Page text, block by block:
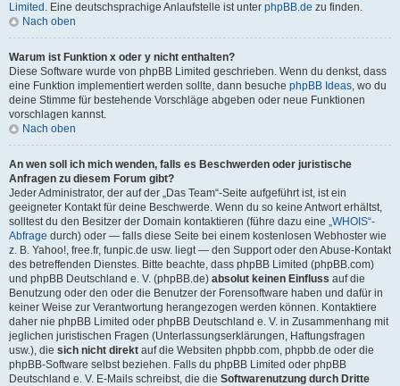
Limited . Eine deutschsprachige Anlaufstelle ist unter phpBB.de zu finden.
Nach oben
Warum ist Funktion x oder y nicht enthalten?
Diese Software wurde von phpBB Limited geschrieben. Wenn du denkst, dass
eine Funktion implementiert werden sollte, dann besuche phpBB Ideas, wo du
deine Stimme für bestehende Vorschläge abgeben oder neue Funktionen
vorschlagen kannst.
Nach oben
An wen soll ich mich wenden, falls es Beschwerden oder juristische
Anfragen zu diesem Forum gibt?
Jeder Administrator, der auf der „Das Team“-Seite aufgeführt ist, ist ein
geeigneter Kontakt für deine Beschwerde. Wenn du so keine Antwort erhältst,
solltest du den Besitzer der Domain kontaktieren (führe dazu eine „WHOIS“-
Abfrage durch) oder — falls diese Seite bei einem kostenlosen Webhoster wie
z. B. Yahoo!, free.fr, funpic.de usw. liegt — den Support oder den Abuse-Kontakt
des betreffenden Dienstes. Bitte beachte, dass phpBB Limited (phpBB.com)
und phpBB Deutschland e. V. (phpBB.de) absolut keinen Einfluss auf die
Benutzung oder den oder die Benutzer der Forensoftware haben und dafür in
keiner Weise zur Verantwortung herangezogen werden können. Kontaktiere
daher nie phpBB Limited oder phpBB Deutschland e. V. in Zusammenhang mit
jeglichen juristischen Fragen (Unterlassungserklärungen, Haftungsfragen
usw.), die sich nicht direkt auf die Websiten phpbb.com, phpbb.de oder die
phpBB-Software selbst beziehen. Falls du phpBB Limited oder phpBB
Deutschland e. V. E-Mails schreibst, die die Softwarenutzung durch Dritte